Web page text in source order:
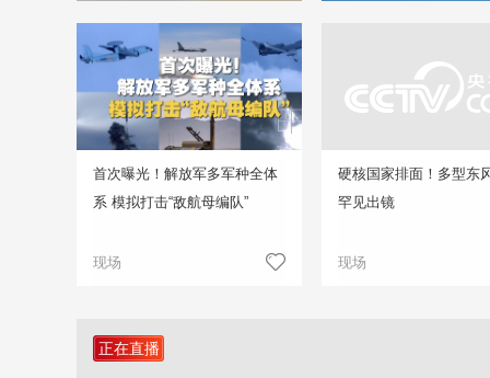
首次曝光！解放军多军种全体
系 模拟打击“敌航母编队”
现场
硬核国家排面！多型东
罕见出镜
现场
正在直播